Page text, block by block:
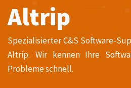
Altrip
Spezialisierter C&S Software-
Altrip. Wir kennen Ihre
Probleme schnell.